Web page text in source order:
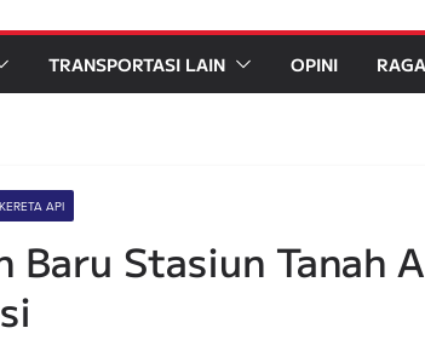
TRANSPORTASI LAIN OPINI
KERETA API
Baru Stasiun Tanah